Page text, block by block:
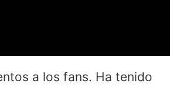
a los fans. Ha tenido